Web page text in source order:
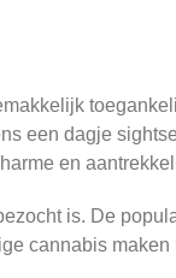
een dagje
en
is. De
cannabis maken